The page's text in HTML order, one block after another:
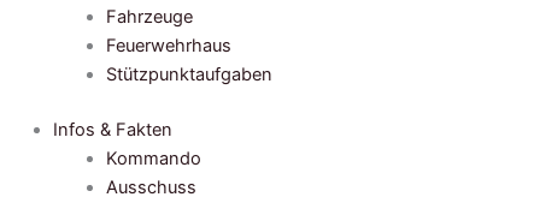
Fahrzeuge
Feuerwehrhaus
Stützpunktaufgaben
Infos & Fakten
Kommando
Ausschuss